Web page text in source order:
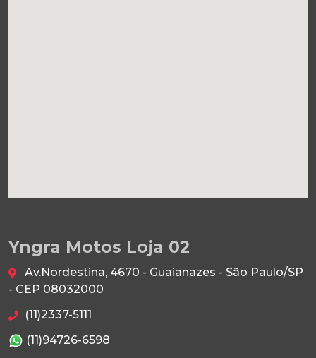
Yngra Motos Loja 02
Av.Nordestina, 4670 - Guaianazes - São Paulo/SP
- CEP 08032000
(11)2337-5111
(11)94726-6598